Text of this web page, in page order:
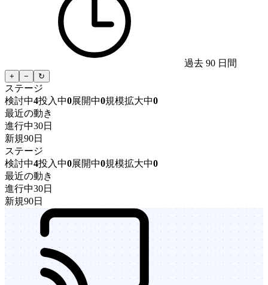
過去 90 日間
+ − ↻
ステージ
検討中4投入中0展開中0規模拡大中0
最近の動き
進行中30日
新規90日
ステージ
検討中4投入中0展開中0規模拡大中0
最近の動き
進行中30日
新規90日